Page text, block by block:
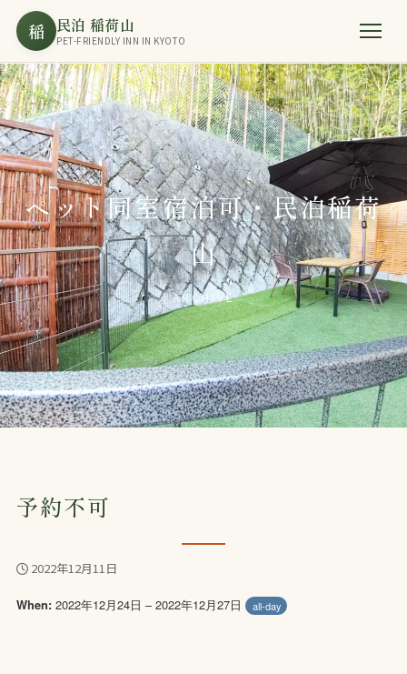
稲 民泊 稲荷山
PET-FRIENDLY INN IN KYOTO
ペット同室宿泊可・民泊稲荷
山
ARCHIVE
予約不可
2022年12月11日
When: 2022年12月24日 – 2022年12月27日 all-day